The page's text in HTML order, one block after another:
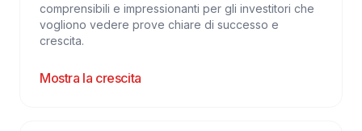
comprensibili e impressionanti per gli investitori che
vogliono vedere prove chiare di successo e
crescita.
Mostra la crescita